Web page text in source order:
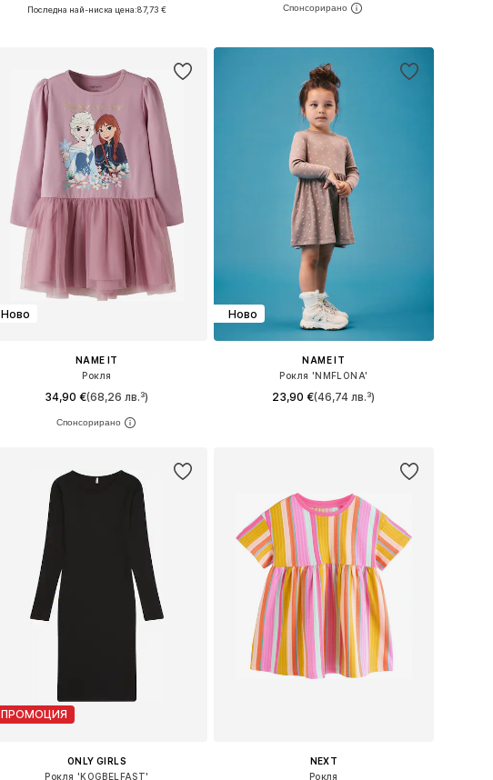
Предлага се в много размери
Последна най-ниска цена:87,73 € Предлага се в много размери
Ново
NAME IT
Рокля
34,90 €(68,26 лв.³)
Предлага се в много размери
Ново
NAME IT
Рокля 'NMFLONA'
23,90 €(46,74 лв.³)
ПРОМОЦИЯ
ONLY GIRLS
Рокля 'KOGBELFAST'
NEXT
Рокля